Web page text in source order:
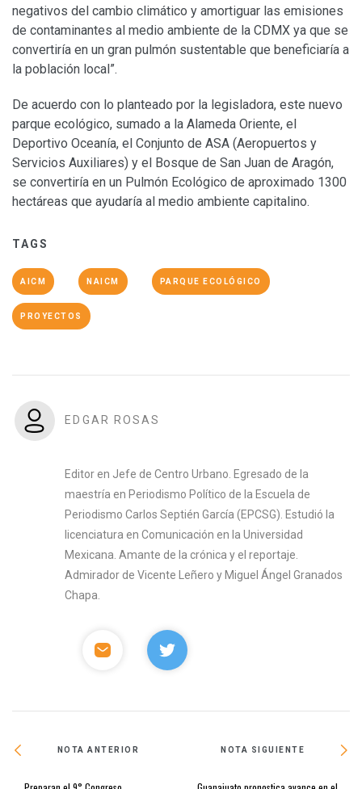
negativos del cambio climático y amortiguar las emisiones
de contaminantes al medio ambiente de la CDMX ya que se
convertiría en un gran pulmón sustentable que beneficiaría a
la población local”.
De acuerdo con lo planteado por la legisladora, este nuevo
parque ecológico, sumado a la Alameda Oriente, el
Deportivo Oceanía, el Conjunto de ASA (Aeropuertos y
Servicios Auxiliares) y el Bosque de San Juan de Aragón,
se convertiría en un Pulmón Ecológico de aproximado 1300
hectáreas que ayudaría al medio ambiente capitalino.
TAGS
AICM NAICM PARQUE ECOLÓGICO
PROYECTOS
EDGAR ROSAS
Editor en Jefe de Centro Urbano. Egresado de la
maestría en Periodismo Político de la Escuela de
Periodismo Carlos Septién García (EPCSG). Estudió la
licenciatura en Comunicación en la Universidad
Mexicana. Amante de la crónica y el reportaje.
Admirador de Vicente Leñero y Miguel Ángel Granados
Chapa.
NOTA ANTERIOR NOTA SIGUIENTE